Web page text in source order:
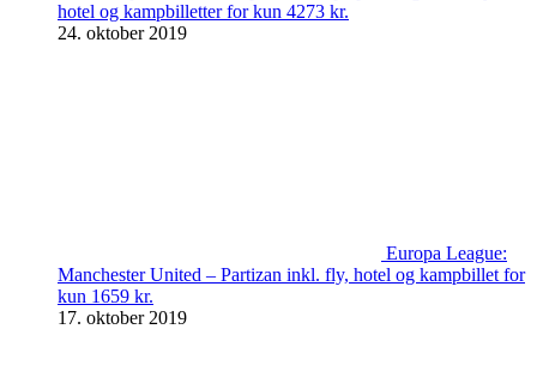
hotel og kampbilletter for kun 4273 kr.
24. oktober 2019
Europa League:
Manchester United – Partizan inkl. fly, hotel og kampbillet for
kun 1659 kr.
17. oktober 2019